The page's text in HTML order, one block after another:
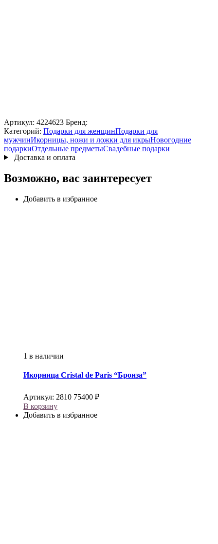
Артикул: 4224623 Бренд:
Категорий: Подарки для женщинПодарки для
мужчинИкорницы, ножи и ложки для икрыНовогодние
подаркиОтдельные предметыСвадебные подарки
Доставка и оплата
Возможно, вас заинтересует
Добавить в избранное
1 в наличии
Икорница Cristal de Paris “Бронза”
Артикул: 2810 75400 ₽
В корзину
Добавить в избранное